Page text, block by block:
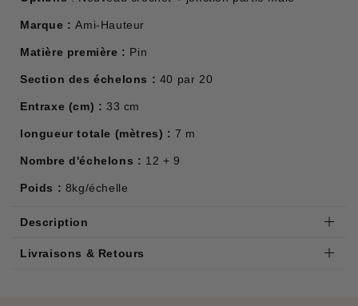
Marque :Ami-Hauteur
Matière première : Pin
Section des échelons : 40 par 20
Entraxe (cm) : 33 cm
longueur totale (mètres) :7 m
Nombre d'échelons : 12 + 9
Poids : 8kg/échelle
Description
Livraisons & Retours